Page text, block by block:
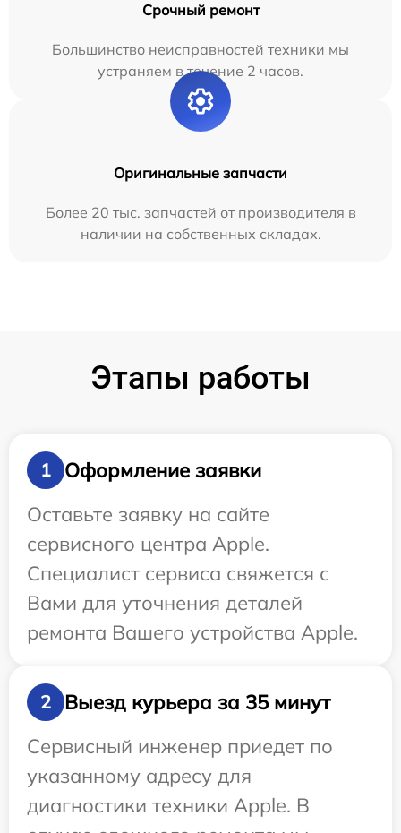
Срочный ремонт
Большинство неисправностей техники мы
устраняем в течение 2 часов.
Оригинальные запчасти
Более 20 тыс. запчастей от производителя в
наличии на собственных складах.
Этапы работы
1
Оформление заявки
Оставьте заявку на сайте
сервисного центра Apple.
Специалист сервиса свяжется с
Вами для уточнения деталей
ремонта Вашего устройства Apple.
2
Выезд курьера за 35 минут
Сервисный инженер приедет по
указанному адресу для
диагностики техники Apple. В